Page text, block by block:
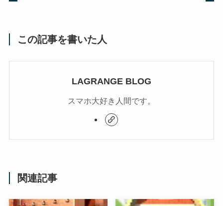
この記事を書いた人
LAGRANGE BLOG
スマホ大好き人間です。
関連記事